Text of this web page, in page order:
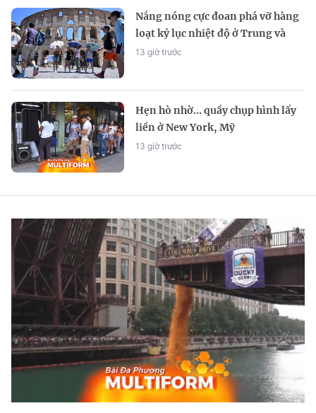
Nắng nóng cực đoan phá vỡ hàng
loạt kỷ lục nhiệt độ ở Trung và
Đông Âu
13 giờ trước
Hẹn hò nhờ... quầy chụp hình lấy
liền ở New York, Mỹ
13 giờ trước